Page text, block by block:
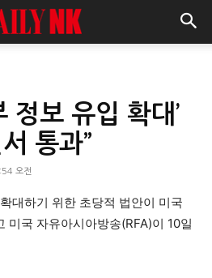
정보 유입 확대’
통과”
오전
대하기 위한 초당적 법안이 미국
미국 자유아시아방송(RFA)이 10일